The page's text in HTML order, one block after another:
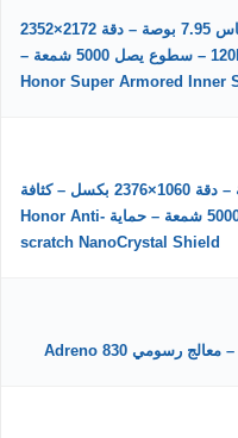
نوع Foldable LTPO AMOLED – قياس 7.95 بوصة – دقة 2172×2352
بكسل – كثافة 403ppi – معدل تحديث 120Hz – سطوع يصل 5000 شمعة –
نوع LTPO OLED – قياس 6.43 بوصة – دقة 1060×2376 بكسل – كثافة
404ppi – معدل تحديث 120Hz – سطوع 5000 شمعة – حماية Honor Anti-
scratch NanoCrystal Shield